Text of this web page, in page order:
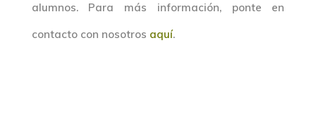
alumnos. Para más información, ponte en
contacto con nosotros aquí.